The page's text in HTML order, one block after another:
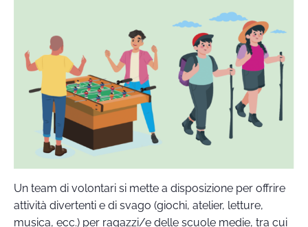
Un team di volontari si mette a disposizione per offrire
attività divertenti e di svago (giochi, atelier, letture,
musica, ecc.) per ragazzi/e delle scuole medie, tra cui